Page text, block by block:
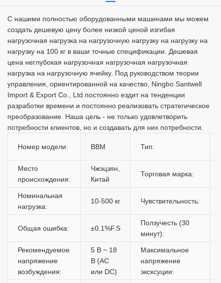
С нашими полностью оборудованными машинами мы можем
создать дешевую цену более низкой ценой изгибая
нагрузочная нагрузка на нагрузочную нагрузку на нагрузку на
нагрузку на 100 кг в ваши точные спецификации. Дешевая
цена неглубокая нагрузочная нагрузочная нагрузочная
нагрузка на нагрузочную ячейку. Под руководством теории
управления, ориентированной на качество, Ningbo Santwell
Import & Export Co., Ltd постоянно ездит на тенденции
разработки времени и постоянно реализовать стратегическое
преобразование. Наша цель - не только удовлетворить
потребности клиентов, но и создавать для них потребности.
Номер модели: BBM Тип:
Место
происхождения:
Чжэцзян,
Китай
Торговая марка:
Номинальная
нагрузка:
10-500 кг Чувствительность:
Общая ошибка: ±0.1%F.S
Ползучесть (30
минут):
Рекомендуемое
напряжение
возбуждения:
5 В ~ 18
В (AC
или DC)
Максимальное
напряжение
эксксуции: